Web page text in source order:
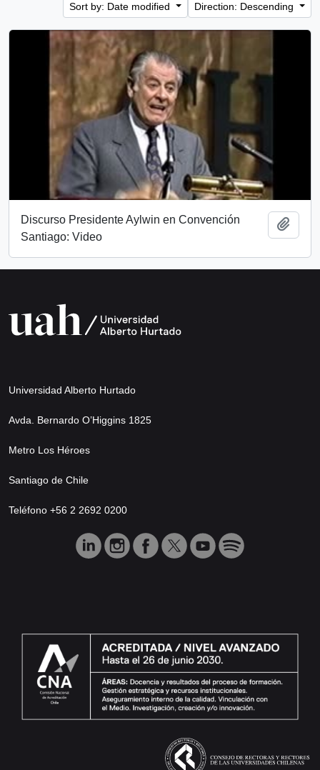
Sort by: Date modified
Direction: Descending
Discurso Presidente Aylwin en Convención
Santiago: Video
Universidad Alberto Hurtado
Avda. Bernardo O’Higgins 1825
Metro Los Héroes
Santiago de Chile
Teléfono +56 2 2692 0200